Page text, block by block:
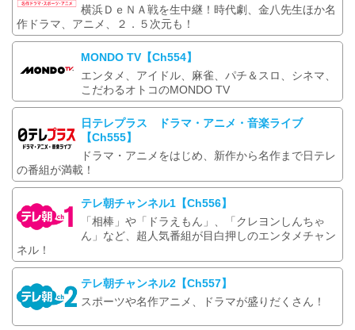
横浜ＤｅＮＡ戦を生中継！時代劇、金八先生ほか名
作ドラマ、アニメ、２．５次元も！
MONDO TV【Ch554】
エンタメ、アイドル、麻雀、パチ＆スロ、シネマ、
こだわるオトコのMONDO TV
日テレプラス ドラマ・アニメ・音楽ライブ
【Ch555】
ドラマ・アニメをはじめ、新作から名作まで日テレ
の番組が満載！
テレ朝チャンネル1【Ch556】
「相棒」や「ドラえもん」、「クレヨンしんちゃ
ん」など、超人気番組が目白押しのエンタメチャン
ネル！
テレ朝チャンネル2【Ch557】
スポーツや名作アニメ、ドラマが盛りだくさん！